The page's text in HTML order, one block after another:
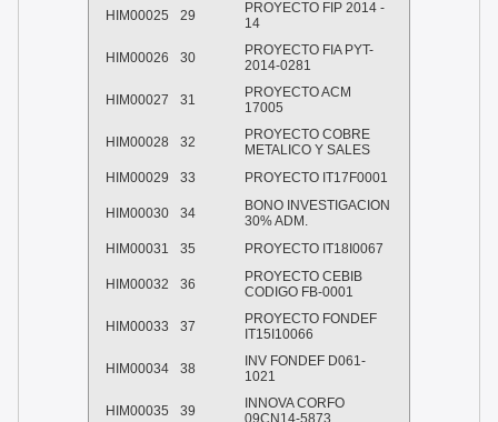
HIM00025 29
PROYECTO FIP 2014 -
14
HIM00026 30
PROYECTO FIA PYT-
2014-0281
HIM00027 31
PROYECTO ACM
17005
HIM00028 32
PROYECTO COBRE
METALICO Y SALES
HIM00029
33 PROYECTO IT17F0001
HIM00030 34
BONO INVESTIGACION
30% ADM.
HIM00031
35 PROYECTO IT18I0067
HIM00032 36
PROYECTO CEBIB
CODIGO FB-0001
HIM00033 37
PROYECTO FONDEF
IT15I10066
HIM00034 38
INV FONDEF D061-
1021
HIM00035 39
INNOVA CORFO